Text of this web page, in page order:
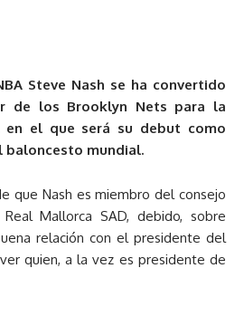
Steve Nash se ha convertido
de los Brooklyn Nets para la
en el que será su debut como
baloncesto mundial.
que Nash es miembro del consejo
Mallorca SAD, debido, sobre
relación con el presidente del
quien, a la vez es presidente de